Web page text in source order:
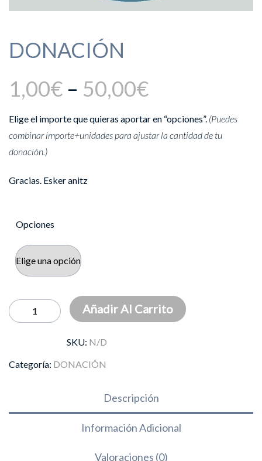
DONACIÓN
1,00€ – 50,00€
Elige el importe que quieras aportar en “opciones”. (Puedes
combinar importe+unidades para ajustar la cantidad de tu
donación.)
Gracias. Esker anitz
Opciones
DONACIÓN
cantidad
Añadir Al Carrito
SKU: N/D
Categoría: DONACIÓN
Descripción
Información Adicional
Valoraciones (0)